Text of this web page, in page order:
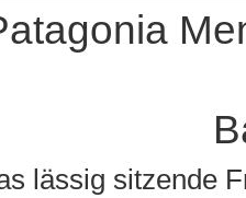
lässig sitzende